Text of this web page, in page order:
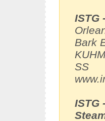
ISTG
Bark
SS
ISTG